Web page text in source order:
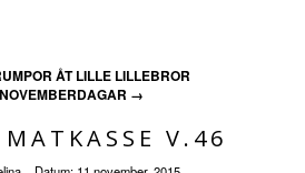
ÅT LILLE LILLEBROR
→
MATKASSE V.46